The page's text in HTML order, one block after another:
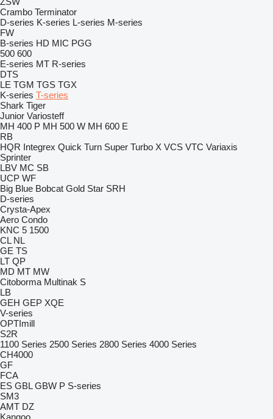
Crambo Terminator
D-series K-series L-series M-series
FW
B-series HD MIC PGG
500 600
E-series MT R-series
DTS
LE TGM TGS TGX
K-series T-series
Shark Tiger
Junior Variosteff
MH 400 P MH 500 W MH 600 E
RB
HQR Integrex Quick Turn Super Turbo X VCS VTC Variaxis
Sprinter
LBV MC SB
UCP WF
Big Blue Bobcat Gold Star SRH
D-series
Crysta-Apex
Aero Condo
KNC 5 1500
CL NL
GE TS
LT QP
MD MT MW
Citoborma Multinak S
LB
GEH GEP XQE
V-series
OPTImill
S2R
1100 Series 2500 Series 2800 Series 4000 Series
CH4000
GF
FCA
ES GBL GBW P S-series
SM3
AMT DZ
Kangoo